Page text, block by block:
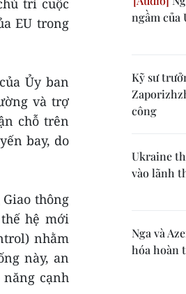
trì cuộc
EU trong
Ủy ban
và trợ
chỗ trên
bay, do
thông
hệ mới
nhằm
này, an
cạnh
ngầm của
Kỹ sư
công
Ukraine
vào lãnh
Nga và
hóa hoàn